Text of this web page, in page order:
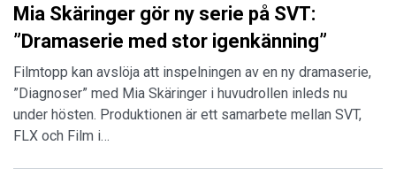
Mia Skäringer gör ny serie på SVT:
”Dramaserie med stor igenkänning”
Filmtopp kan avslöja att inspelningen av en ny dramaserie,
”Diagnoser” med Mia Skäringer i huvudrollen inleds nu
under hösten. Produktionen är ett samarbete mellan SVT,
FLX och Film i…